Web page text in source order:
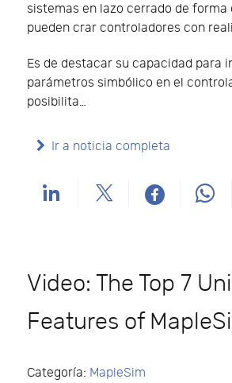
sistemas en lazo cerrado de forma
pueden crar controladores con
Es de destacar su capacidad para
parámetros simbólico en el
posibilita…
Ir a noticia completa
Video: The Top 7
Features of
Categoría: MapleSim